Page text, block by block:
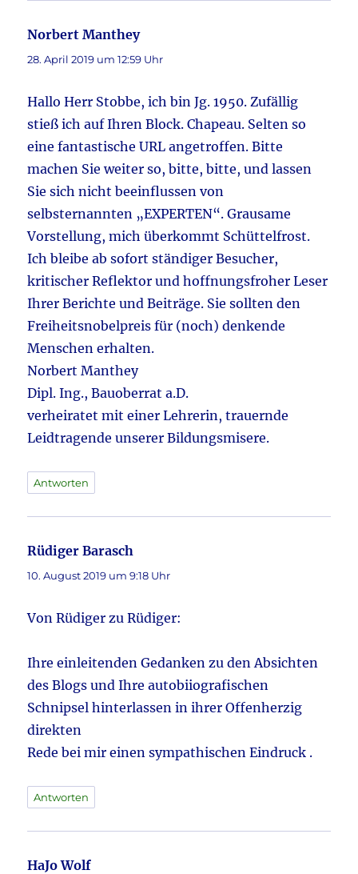
Norbert Mantheysagt:
28. April 2019 um 12:59 Uhr
Hallo Herr Stobbe, ich bin Jg. 1950. Zufällig
stieß ich auf Ihren Block. Chapeau. Selten so
eine fantastische URL angetroffen. Bitte
machen Sie weiter so, bitte, bitte, und lassen
Sie sich nicht beeinflussen von
selbsternannten „EXPERTEN“. Grausame
Vorstellung, mich überkommt Schüttelfrost.
Ich bleibe ab sofort ständiger Besucher,
kritischer Reflektor und hoffnungsfroher Leser
Ihrer Berichte und Beiträge. Sie sollten den
Freiheitsnobelpreis für (noch) denkende
Menschen erhalten.
Norbert Manthey
Dipl. Ing., Bauoberrat a.D.
verheiratet mit einer Lehrerin, trauernde
Leidtragende unserer Bildungsmisere.
Antworten
Rüdiger Barasch
10. August 2019 um 9:18 Uhr
Von Rüdiger zu Rüdiger:
Ihre einleitenden Gedanken zu den Absichten
des Blogs und Ihre autobiiografischen
Schnipsel hinterlassen in ihrer Offenherzig
direkten
Rede bei mir einen sympathischen Eindruck .
Antworten
HaJo Wolf